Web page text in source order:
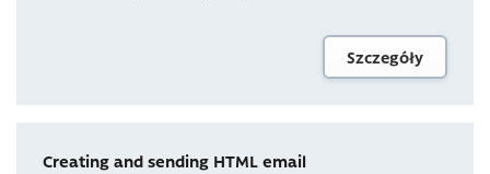
Szczegóły
Creating and sending HTML email